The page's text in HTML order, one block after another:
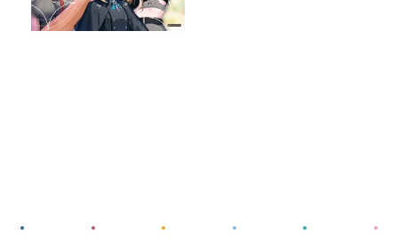
GUIDELINE
PRIVACY POLICY